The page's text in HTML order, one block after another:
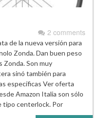
2 comments
de la nueva versión para
Zonda. Dan buen peso
Zonda. Son muy
sinó también para
específicas Ver oferta
Amazon Italia son sólo
tipo centerlock. Por